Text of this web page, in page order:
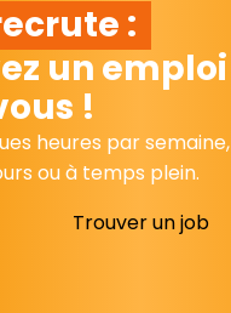
:
un
!
heures par semaine,
ou à temps plein.
Trouver un job